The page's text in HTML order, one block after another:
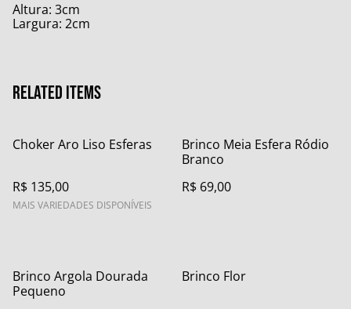
Altura: 3cm
Largura: 2cm
Related items
Choker Aro Liso Esferas
R$ 135,00
MAIS VARIEDADES DISPONÍVEIS
Brinco Meia Esfera Ródio
Branco
R$ 69,00
Brinco Argola Dourada
Pequeno
Brinco Flor